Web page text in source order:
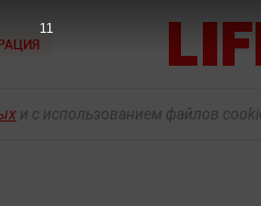
и с использованием файлов
9